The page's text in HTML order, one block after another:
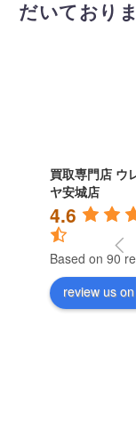
だいており
買取専門店 ウ
ヤ安城店
4.6
Based on 90
review us on